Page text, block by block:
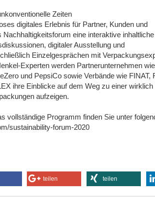
Zeiten
digitales Erlebnis für Partner, Kunden und
Nachhaltigkeitsforum eine interaktive
digitaler Ausstellung und
Einzelgesprächen mit
Experten werden Partnerunternehmen
und PepsiCo sowie Verbände wie FINAT,
ihre Einblicke auf dem Weg zu einer wirklich
aufzeigen.
vollständige Programm finden Sie unter
sustainability-forum-2020
teilen teilen